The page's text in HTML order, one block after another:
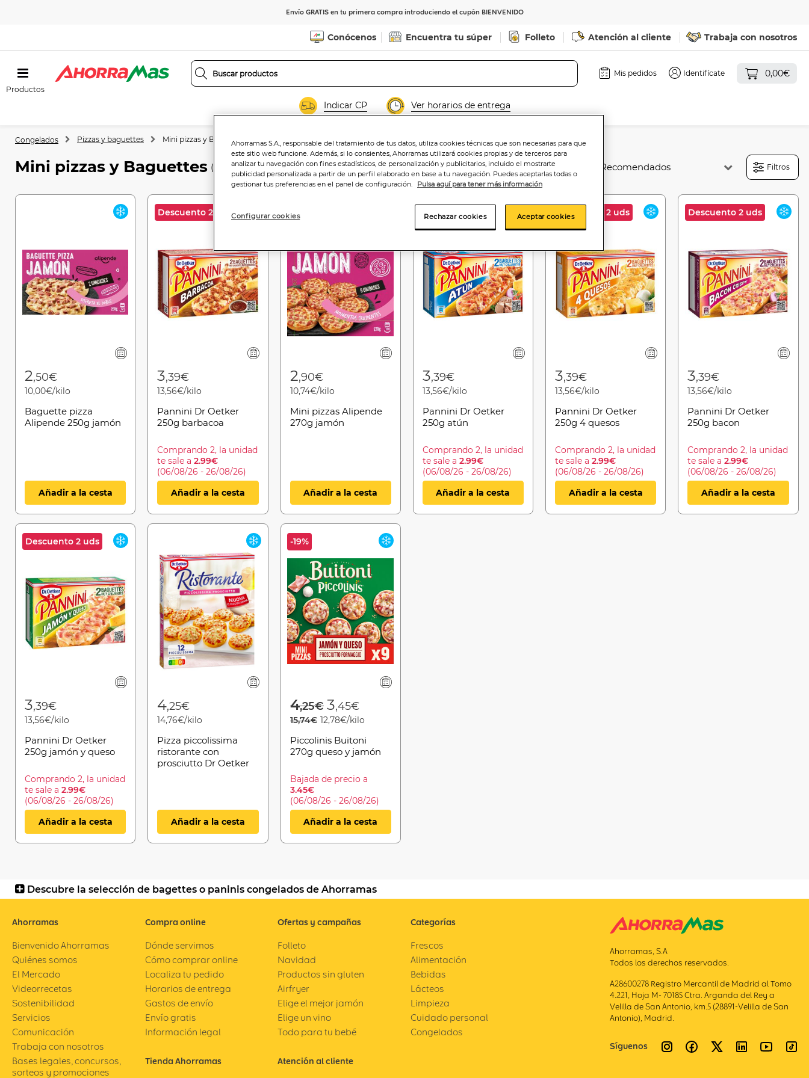
Envío GRATIS en tu primera compra introduciendo el cupón BIENVENIDO
Conócenos Encuentra tu súper Folleto Atención al cliente Trabaja con nosotros
Productos
Mis pedidos Identifícate 0,00€
Indicar CP Ver horarios de entrega
Congelados Pizzas y baguettes Mini pizzas y Baguettes
Mini pizzas y Baguettes (9 productos) Ordenar: Filtros
2,50€
10,00€/kilo
Baguette pizza
Alipende 250g jamón
Añadir a la cesta
Descuento 2 uds
3,39€
13,56€/kilo
Pannini Dr Oetker
250g barbacoa
Comprando 2, la unidad
te sale a2.99€
(06/08/26 - 26/08/26)
Añadir a la cesta
2,90€
10,74€/kilo
Mini pizzas Alipende
270g jamón
Añadir a la cesta
Descuento 2 uds
3,39€
13,56€/kilo
Pannini Dr Oetker
250g atún
Comprando 2, la unidad
te sale a 2.99€
(06/08/26 - 26/08/26)
Añadir a la cesta
Descuento 2 uds
3,39€
13,56€/kilo
Pannini Dr Oetker
250g 4 quesos
Comprando 2, la unidad
te sale a 2.99€
(06/08/26 - 26/08/26)
Añadir a la cesta
Descuento 2 uds
3,39€
13,56€/kilo
Pannini Dr Oetker
250g bacon
Comprando 2, la unidad
te sale a2.99€
(06/08/26 - 26/08/26)
Añadir a la cesta
Descuento 2 uds
3,39€
13,56€/kilo
Pannini Dr Oetker
250g jamón y queso
Comprando 2, la unidad
te sale a 2.99€
(06/08/26 - 26/08/26)
Añadir a la cesta
4,25€
14,76€/kilo
Pizza piccolissima
ristorante con
prosciutto Dr Oetker
Añadir a la cesta
-19%
Price reduced from
4,25€to
3,45€
15,74€ 12,78€/kilo
Piccolinis Buitoni
270g queso y jamón
Bajada de precio a
3.45€
(06/08/26 - 26/08/26)
Añadir a la cesta
Descubre la selección de bagettes o paninis congelados de Ahorramas
Ahorramas
Bienvenido Ahorramas
Quiénes somos
El Mercado
Videorrecetas
Sostenibilidad
Servicios
Comunicación
Trabaja con nosotros
Bases legales, concursos,
sorteos y promociones
Compra online
Dónde servimos
Cómo comprar online
Localiza tu pedido
Horarios de entrega
Gastos de envío
Envío gratis
Información legal
Tienda Ahorramas
Ofertas y campañas
Folleto
Navidad
Productos sin gluten
Airfryer
Elige el mejor jamón
Elige un vino
Todo para tu bebé
Atención al cliente
Categorías
Frescos
Alimentación
Bebidas
Lácteos
Limpieza
Cuidado personal
Congelados
Ahorramas, S.A
Todos los derechos reservados.
A28600278 Registro Mercantil de Madrid al Tomo
4.221, Hoja M- 70185 Ctra. Arganda del Rey a
Velilla de San Antonio, km.5 (28891-Velilla de San
Antonio), Madrid.
Síguenos
Ahorramas S.A., responsable del tratamiento de tus datos, utiliza cookies técnicas que son necesarias para que
este sitio web funcione. Además, si lo consientes, Ahorramas utilizará cookies propias y de terceros para
analizar tu navegación con fines estadísticos, de personalización y publicitarios, incluido el mostrarte
publicidad personalizada a partir de un perfil elaborado en base a tu navegación. Puedes aceptarlas todas o
gestionar tus preferencias en el panel de configuración.
Pulsa aquí para tener más información
Configurar cookies Rechazar cookies Aceptar cookies